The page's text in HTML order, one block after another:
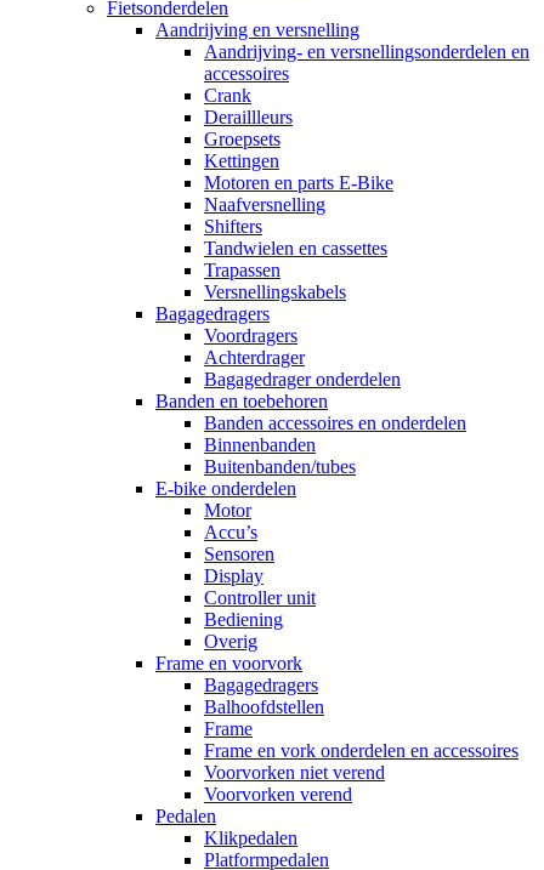
Fietsonderdelen
Aandrijving en versnelling
Aandrijving- en versnellingsonderdelen en
accessoires
Crank
Deraillleurs
Groepsets
Kettingen
Motoren en parts E-Bike
Naafversnelling
Shifters
Tandwielen en cassettes
Trapassen
Versnellingskabels
Bagagedragers
Voordragers
Achterdrager
Bagagedrager onderdelen
Banden en toebehoren
Banden accessoires en onderdelen
Binnenbanden
Buitenbanden/tubes
E-bike onderdelen
Motor
Accu’s
Sensoren
Display
Controller unit
Bediening
Overig
Frame en voorvork
Bagagedragers
Balhoofdstellen
Frame
Frame en vork onderdelen en accessoires
Voorvorken niet verend
Voorvorken verend
Pedalen
Klikpedalen
Platformpedalen